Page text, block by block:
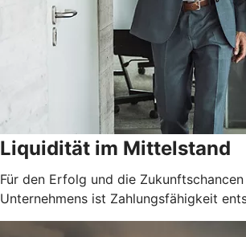
Liquidität im Mittelstand
Für den Erfolg und die Zukunftschancen
Unternehmens ist Zahlungsfähigkeit